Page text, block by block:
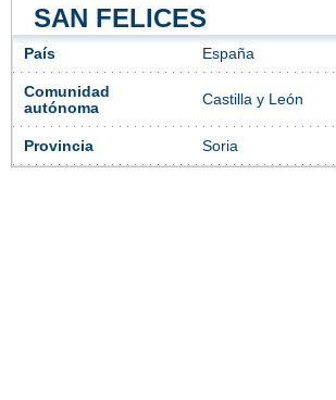
SAN FELICES
País España
Comunidad
autónoma
Castilla y León
Provincia Soria